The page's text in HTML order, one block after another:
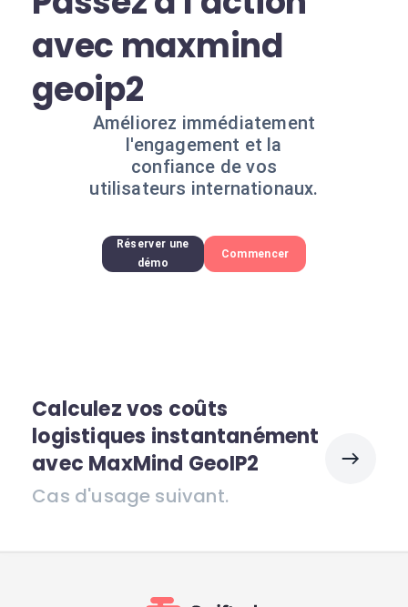
avec maxmind
geoip2
Améliorez immédiatement
l'engagement et la
confiance de vos
utilisateurs internationaux.
Réserver une
démo
Commencer
Calculez vos coûts
logistiques instantanément
avec MaxMind GeoIP2
Cas d'usage suivant.